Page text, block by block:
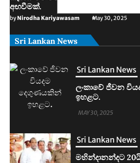
අඟවීමක්.
byNirodha Kariyawasam May 30, 2025
Sri Lankan News
Sri Lankan News
මහින්දානන්දට
දෙන්නම හිරේට.
MAY 30, 2025
Sri Lankan News